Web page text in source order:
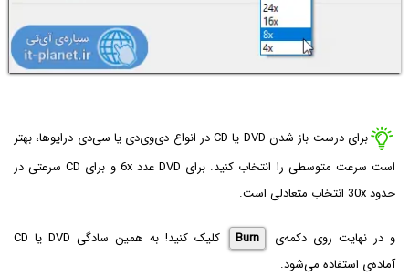
برای درست باز شدن DVD یا CD در انواع دی‌وی‌دی یا سی‌دی درایوها، بهتر
است سرعت متوسطی را انتخاب کنید. برای DVD عدد 6x و برای CD سرعتی در
حدود 30x انتخاب متعادلی است.
و در نهایت روی دکمه‌ی Burn
کلیک کنید! به همین سادگی DVD یا CD
آماده‌ی استفاده می‌شود.